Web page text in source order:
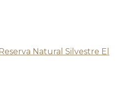
Natural Silvestre El